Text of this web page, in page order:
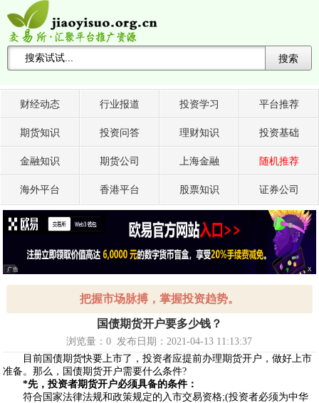
搜索
财经动态 行业报道 投资学习 平台推荐
期货知识 投资问答 理财知识 投资基础
金融知识 期货公司 上海金融 随机推荐
海外平台 香港平台 股票知识 证券公司
广告 X
把握市场脉搏，掌握投资趋势。
国债期货开户要多少钱？
浏览量：0 发布日期：2021-04-13 11:13:37
目前国债期货快要上市了，投资者应提前办理期货开户，做好上市
准备。那么，国债期货开户需要什么条件?
*先，投资者期货开户必须具备的条件：
符合国家法律法规和政策规定的入市交易资格;(投资者必须为中华